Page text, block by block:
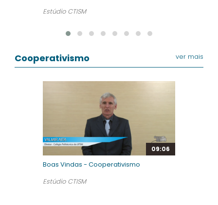
Estúdio CTISM
ver mais
Cooperativismo
09:06
Boas Vindas - Cooperativismo
Estúdio CTISM